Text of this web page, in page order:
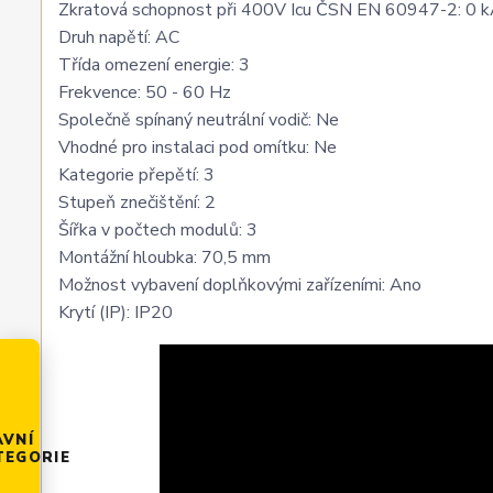
Zkratová schopnost při 400V Icu ČSN EN 60947-2: 0
Druh napětí: AC
Třída omezení energie: 3
Frekvence: 50 - 60 Hz
Společně spínaný neutrální vodič: Ne
Vhodné pro instalaci pod omítku: Ne
Kategorie přepětí: 3
Stupeň znečištění: 2
Šířka v počtech modulů: 3
Montážní hloubka: 70,5 mm
Možnost vybavení doplňkovými zařízeními: Ano
Krytí (IP): IP20